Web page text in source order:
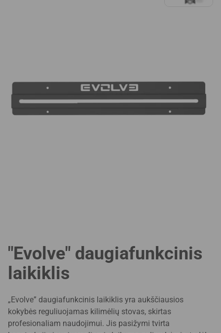
"Evolve" daugiafunkcinis
laikiklis
„Evolve” daugiafunkcinis laikiklis yra aukščiausios
kokybės reguliuojamas kilimėlių stovas, skirtas
profesionaliam naudojimui. Jis pasižymi tvirta